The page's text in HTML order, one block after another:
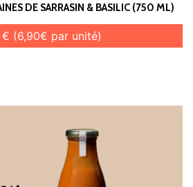
DE SARRASIN & BASILIC (750 ML)
€ (6,90€ par unité)